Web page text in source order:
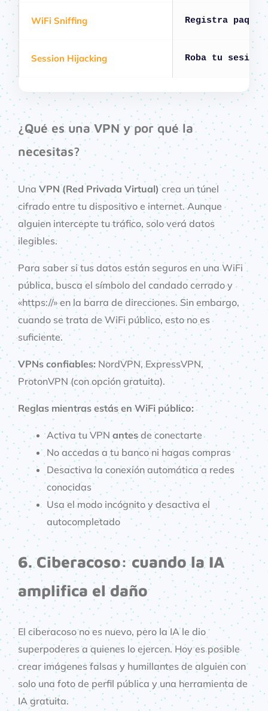
WiFi Sniffing Registra
Session Hijacking Roba tu sesión
¿Qué es una VPN y por qué la
necesitas?
Una VPN (Red Privada Virtual)crea un túnel
cifrado entre tu dispositivo e internet. Aunque
alguien intercepte tu tráfico, solo verá datos
ilegibles.
Para saber si tus datos están seguros en una WiFi
pública, busca el símbolo del candado cerrado y
«https://» en la barra de direcciones. Sin embargo,
cuando se trata de WiFi público, esto no es
suficiente.
VPNs confiables: NordVPN, ExpressVPN,
ProtonVPN (con opción gratuita).
Reglas mientras estás en WiFi público:
Activa tu VPNantesde conectarte
No accedas a tu banco ni hagas compras
Desactiva la conexión automática a redes
conocidas
Usa el modo incógnito y desactiva el
autocompletado
6. Ciberacoso: cuando la IA
amplifica el daño
El ciberacoso no es nuevo, pero la IA le dio
superpoderes a quienes lo ejercen. Hoy es posible
crear imágenes falsas y humillantes de alguien con
solo una foto de perfil pública y una herramienta de
IA gratuita.